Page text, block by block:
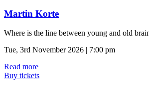
Martin Korte
Where is the line between young and old
Tue, 3rd November 2026 | 7:00 pm
Read more
Buy tickets